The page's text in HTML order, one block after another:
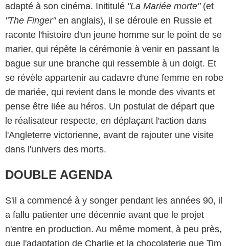
adapté à son cinéma. Inititulé "La Mariée morte"(et
"The Finger"en anglais), il se déroule en Russie et
raconte l'histoire d'un jeune homme sur le point de se
marier, qui répète la cérémonie à venir en passant la
bague sur une branche qui ressemble à un doigt. Et
se révèle appartenir au cadavre d'une femme en robe
de mariée, qui revient dans le monde des vivants et
pense être liée au héros. Un postulat de départ que
le réalisateur respecte, en déplaçant l'action dans
l'Angleterre victorienne, avant de rajouter une visite
dans l'univers des morts.
DOUBLE AGENDA
S'il a commencé à y songer pendant les années 90, il
a fallu patienter une décennie avant que le projet
n'entre en production. Au même moment, à peu près,
que l'adaptation de Charlie et la chocolaterie que Tim